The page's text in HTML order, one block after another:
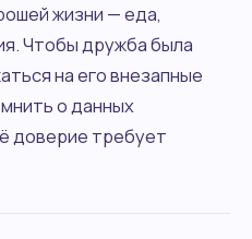
жизни — еда,
Чтобы дружба была
на его внезапные
о данных
доверие требует